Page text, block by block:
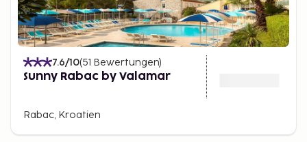
7.6/10(51 Bewertungen)
Sunny Rabac by Valamar
Rabac, Kroatien